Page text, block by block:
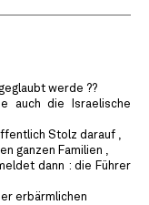
werde ??
auch die Israelische
Stolz darauf ,
ganzen Familien ,
dann : die Führer
erbärmlichen